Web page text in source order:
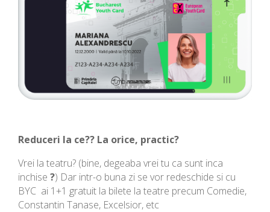
Reduceri la ce?? La orice, practic?
Vrei la teatru? (bine, degeaba vrei tu ca sunt inca
inchise ?) Dar intr-o buna zi se vor redeschide si cu
BYC ai 1+1 gratuit la bilete la teatre precum Comedie,
Constantin Tanase, Excelsior, etc